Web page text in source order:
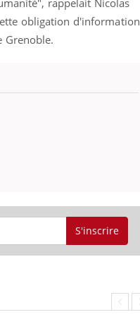
rappelait Nicolas
obligation d'information
Grenoble.
S'inscrire